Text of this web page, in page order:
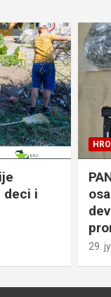
deci i
29.